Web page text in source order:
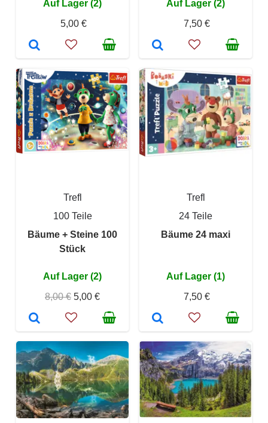
Auf Lager (2)
5,00 €
Auf Lager (2)
7,50 €
Trefl
100 Teile
Bäume + Steine 100
Stück
Auf Lager (2)
8,00 € 5,00 €
Trefl
24 Teile
Bäume 24 maxi
Auf Lager (1)
7,50 €